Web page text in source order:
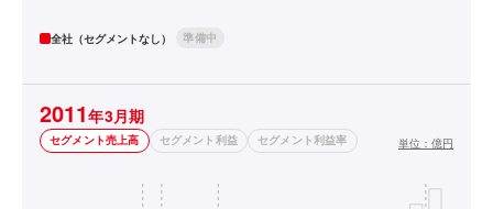
全社（セグメントなし） 準備中
2011年3月期
セグメント売上高 セグメント利益 セグメント利益率 単位： 億円